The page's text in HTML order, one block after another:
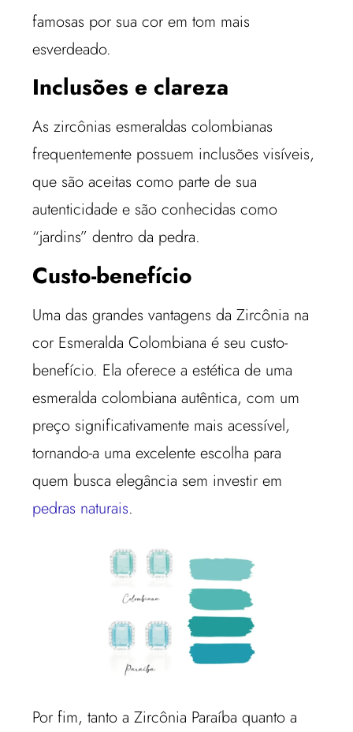
famosas por sua cor em tom mais
esverdeado.
Inclusões e clareza
As zircônias esmeraldas colombianas
frequentemente possuem inclusões visíveis,
que são aceitas como parte de sua
autenticidade e são conhecidas como
“jardins” dentro da pedra.
Custo-benefício
Uma das grandes vantagens da Zircônia na
cor Esmeralda Colombiana é seu custo-
benefício. Ela oferece a estética de uma
esmeralda colombiana autêntica, com um
preço significativamente mais acessível,
tornando-a uma excelente escolha para
quem busca elegância sem investir em
pedras naturais.
Por fim, tanto a Zircônia Paraíba quanto a